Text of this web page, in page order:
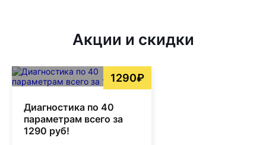
Акции и скидки
1290₽
Диагностика по 40
параметрам всего за
1290 руб!